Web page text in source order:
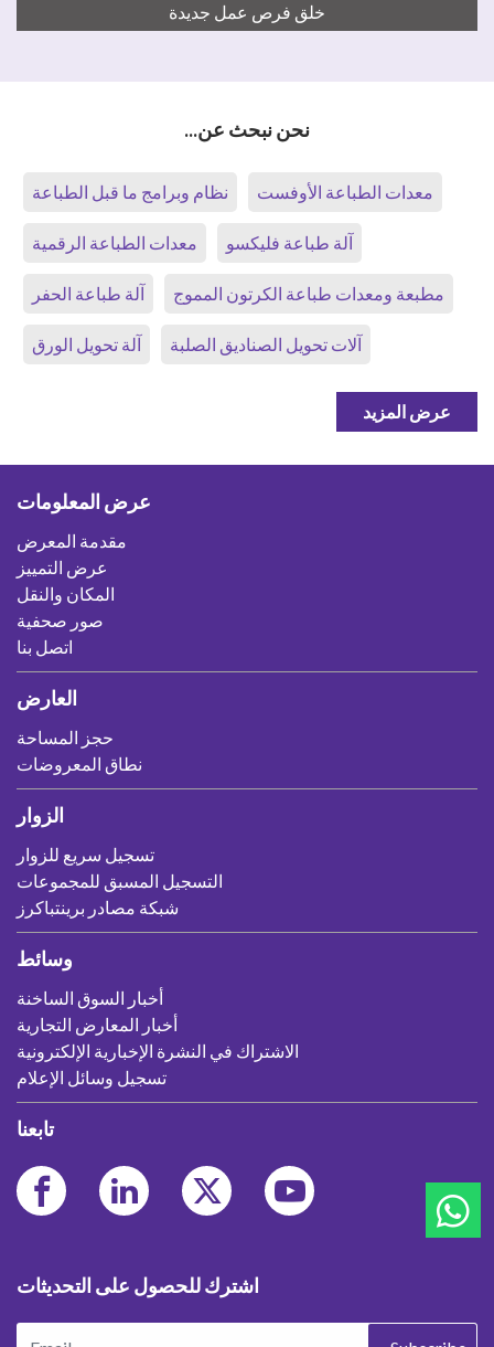
خلق فرص عمل جديدة
نحن نبحث عن...
نظام وبرامج ما قبل الطباعة معدات الطباعة الأوفست
معدات الطباعة الرقمية آلة طباعة فليكسو
آلة طباعة الحفر مطبعة ومعدات طباعة الكرتون المموج
آلة تحويل الورق آلات تحويل الصناديق الصلبة
عرض المزيد
عرض المعلومات
مقدمة المعرض
عرض التمييز
المكان والنقل
صور صحفية
اتصل بنا
العارض
حجز المساحة
نطاق المعروضات
الزوار
تسجيل سريع للزوار
التسجيل المسبق للمجموعات
شبكة مصادر برينتباكرز
وسائط
أخبار السوق الساخنة
أخبار المعارض التجارية
الاشتراك في النشرة الإخبارية الإلكترونية
تسجيل وسائل الإعلام
تابعنا
اشترك للحصول على التحديثات